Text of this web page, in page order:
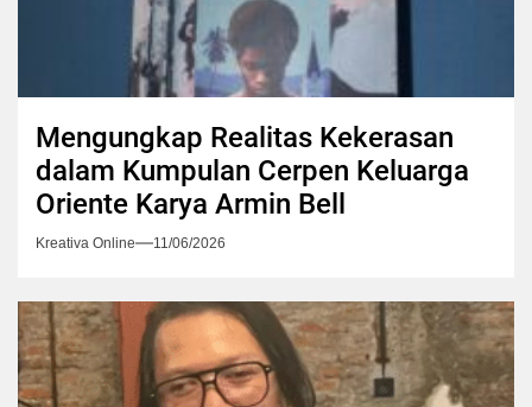
Mengungkap Realitas Kekerasan
dalam Kumpulan Cerpen Keluarga
Oriente Karya Armin Bell
Kreativa Online 11/06/2026